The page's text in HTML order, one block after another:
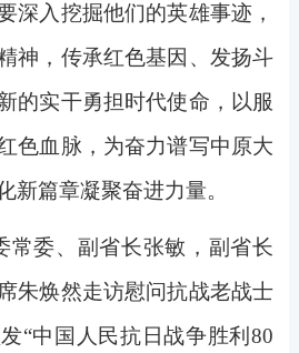
深入挖掘他们的英雄事迹，
神，传承红色基因、发扬斗
的实干勇担时代使命，以服
色血脉，为奋力谱写中原大
新篇章凝聚奋进力量。
常委、副省长张敏，副省长
朱焕然走访慰问抗战老战士
“中国人民抗日战争胜利80